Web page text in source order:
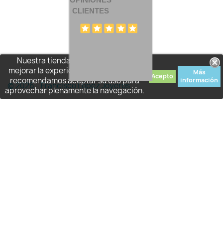
Nuestra tienda usa cookies para
mejorar la experiencia de usuario y le
recomendamos aceptar su uso para
aprovechar plenamente la navegación.
Acepto
Más
información
CLIENTES
© 2026 - Francisco López Joyeros